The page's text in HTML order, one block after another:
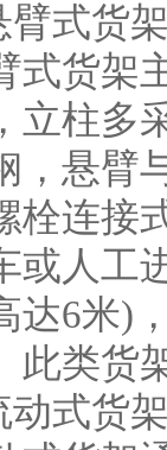
臂式货
式货架
立柱多
，悬臂
栓连接
或人工
达6米)
此类货
动式货